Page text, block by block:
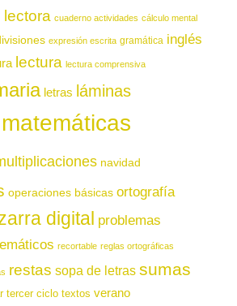
cuaderno actividades cálculo mental
expresión escrita gramática inglés
lectura lectura comprensiva
letras láminas
matemáticas
navidad
operaciones básicas ortografía
digital problemas
recortable reglas ortográficas
restas sopa de letras sumas
tercer ciclo textos verano